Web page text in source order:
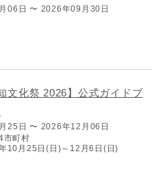
06日 〜 2026年09月30日
文化祭 2026】公式ガイドブ
25日 〜 2026年12月06日
市町村
10月25日(日)～12月6日(日)